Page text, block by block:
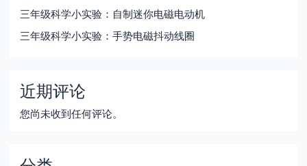
三年级科学小实验：自制迷你电磁电动机
三年级科学小实验：手势电磁抖动线圈
近期评论
您尚未收到任何评论。